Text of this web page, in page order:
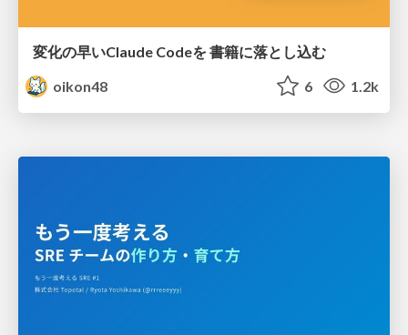
変化の早いClaude Codeを 書籍に落とし込む
oikon48
6 1.2k